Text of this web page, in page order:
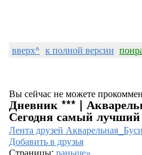
вверх^ к полной версии
Вы сейчас не можете
Дневник *** |
Сегодня самый
Лента друзей
Добавить в друзья